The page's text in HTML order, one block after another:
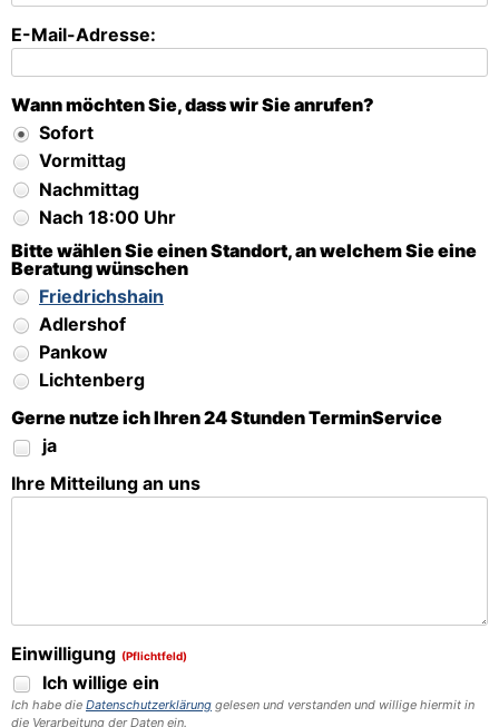
E-Mail-Adresse:
Wann möchten Sie, dass wir Sie anrufen?
Sofort
Vormittag
Nachmittag
Nach 18:00 Uhr
Bitte wählen Sie einen Standort, an welchem Sie eine
Beratung wünschen
Friedrichshain
Adlershof
Pankow
Lichtenberg
Gerne nutze ich Ihren 24 Stunden TerminService
ja
Ihre Mitteilung an uns
Einwilligung (Pflichtfeld)
Ich willige ein
Ich habe die Datenschutzerklärung gelesen und verstanden und willige hiermit in
die Verarbeitung der Daten ein.